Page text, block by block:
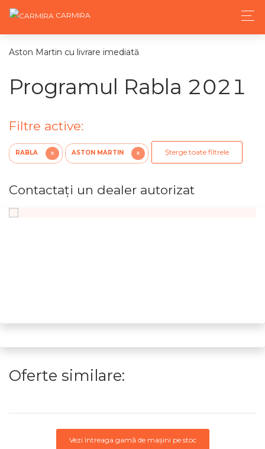
CARMIRA
Aston Martin cu livrare imediată
Programul Rabla 2021
Filtre active:
RABLA X ASTON MARTIN X Șterge toate filtrele
Contactaţi un dealer autorizat
Oferte similare:
Vezi întreaga gamă de mașini pe stoc